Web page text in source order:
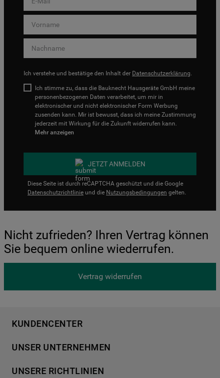
Ich verstehe und bestätige den Inhalt der Datenschutzerklärung.
Ich stimme zu, dass die Bauknecht Hausgeräte GmbH meine
personenbezogenen Daten verarbeitet, um mir in
elektronischer und nicht elektronischer Form Werbung
zusenden kann. Mir ist bewusst, dass ich meine Zustimmung
jederzeit mit Wirkung für die Zukunft widerrufen kann.
Mehr anzeigen
JETZT ANMELDEN
Diese Seite ist durch reCAPTCHA geschützt und die Google
Datenschutzrichtlinie und die Nutzungsbedingungen gelten.
Nicht zufrieden? Ihren Vertrag können
Sie bequem online wiederrufen.
Vertrag widerrufen
KUNDENCENTER
Händlersuche
Häufige Fragen
UNSER UNTERNEHMEN
Für Händler
UNSERE RICHTLINIEN